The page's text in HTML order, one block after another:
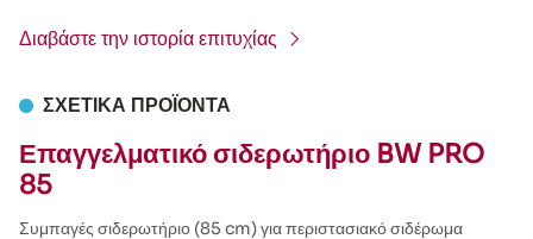
Διαβάστε την ιστορία επιτυχίας
ΣΧΕΤΙΚΆ ΠΡΟΪΌΝΤΑ
Επαγγελματικό σιδερωτήριο BW PRO
85
Συμπαγές σιδερωτήριο (85 cm) για περιστασιακό σιδέρωμα